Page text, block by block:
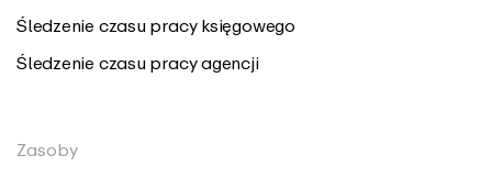
Śledzenie czasu pracy księgowego
Śledzenie czasu pracy agencji
Zasoby